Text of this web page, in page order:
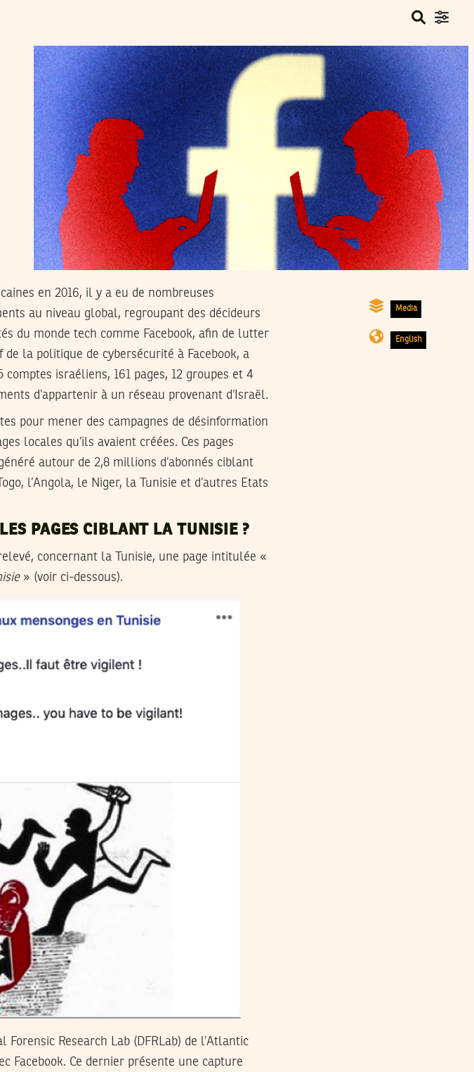
Media
English
en 2016, il y a eu de nombreuses
au niveau global, regroupant des décideurs
du monde tech comme Facebook, afin de lutter
la politique de cybersécurité à Facebook, a
israéliens, 161 pages, 12 groupes et 4
d’appartenir à un réseau provenant d’Israël.
pour mener des campagnes de désinformation
locales qu’ils avaient créées. Ces pages
autour de 2,8 millions d’abonnés ciblant
l’Angola, le Niger, la Tunisie et d’autres Etats
PAGES CIBLANT LA TUNISIE ?
concernant la Tunisie, une page intitulée «
» (voir ci-dessous).
Research Lab (DFRLab) de l’Atlantic
Facebook. Ce dernier présente une capture